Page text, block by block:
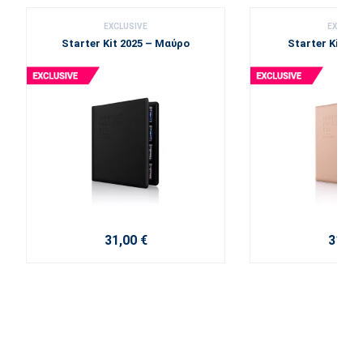
EXCLUSIVE
Starter Kit 2025 – Μαύρο
31,00 €
Starter Kit
31,00